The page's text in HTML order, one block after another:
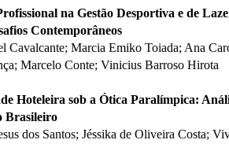
na Gestão Desportiva e de
Contemporâneos
Cavalcante; Marcia Emiko Toiada; Ana
Marcelo Conte; Vinicius Barroso Hirota
Hoteleira sob a Ótica Paralímpica:
Brasileiro
dos Santos; Jéssika de Oliveira Costa;